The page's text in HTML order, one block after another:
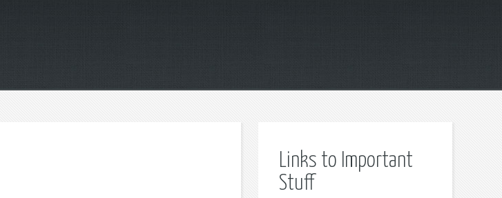
Links to Important
Stuff